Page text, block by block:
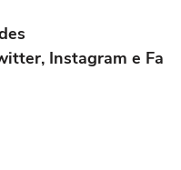
Instagram e Fa